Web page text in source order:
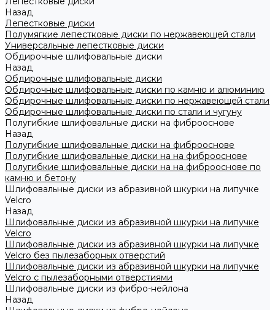
Назад
Лепестковые диски
Полумягкие лепестковые диски по нержавеющей стали
Универсальные лепестковые диски
Обдирочные шлифовальные диски
Назад
Обдирочные шлифовальные диски
Обдирочные шлифовальные диски по камню и алюминию
Обдирочные шлифовальные диски по нержавеющей стали
Обдирочные шлифовальные диски по стали и чугуну
Полугибкие шлифовальные диски на фиброоснове
Назад
Полугибкие шлифовальные диски на фиброоснове
Полугибкие шлифовальные диски на на фиброоснове
Полугибкие шлифовальные диски на на фиброоснове по
камню и бетону
Шлифовальные диски из абразивной шкурки на липучке
Velcro
Назад
Шлифовальные диски из абразивной шкурки на липучке
Velcro
Шлифовальные диски из абразивной шкурки на липучке
Velcro без пылезаборных отверстий
Шлифовальные диски из абразивной шкурки на липучке
Velcro с пылезаборными отверстиями
Шлифовальные диски из фибро-нейлона
Назад